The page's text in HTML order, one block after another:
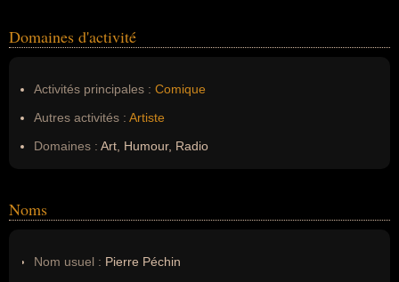
Domaines d'activité
Activités principales : Comique
Autres activités : Artiste
Domaines : Art, Humour, Radio
Noms
Nom usuel : Pierre Péchin